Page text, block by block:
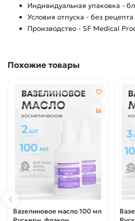
Индивидуальная упаковка -
Условия отпуска - без рецепта
Производство - SF Medical
Похожие товары
Вазелиновое масло 100 мл